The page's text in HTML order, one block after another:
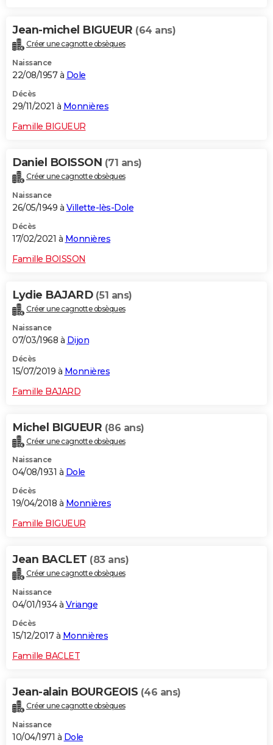
Carte de Noël
Carte Bonne année
Carte Saint-Valentin
Carte Pâques
Carte d'anniversaire
DICTIONNAIRE
Dictionnaire
Biographies
Citations
Expressions
Proverbes
PROGRAMME TV
S'inscrire
Se connecter
Lycées
Collèges
Primaires
Universités
Entreprises
Service militaire
Avis de recherche
AVIS DE DÉCÈS
FORUM
Bricolage
Culture
Television
Voyage
Jean-michel BIGUEUR (64 ans)
Créer une cagnotte obsèques
Naissance
22/08/1957 à Dole
Décès
29/11/2021 à Monnières
Famille BIGUEUR
Daniel BOISSON (71 ans)
Créer une cagnotte obsèques
Naissance
26/05/1949 à Villette-lès-Dole
Décès
17/02/2021 à Monnières
Famille BOISSON
Lydie BAJARD (51 ans)
Créer une cagnotte obsèques
Naissance
07/03/1968 à Dijon
Décès
15/07/2019 à Monnières
Famille BAJARD
Michel BIGUEUR (86 ans)
Créer une cagnotte obsèques
Naissance
04/08/1931 à Dole
Décès
19/04/2018 à Monnières
Famille BIGUEUR
Jean BACLET (83 ans)
Créer une cagnotte obsèques
Naissance
04/01/1934 à Vriange
Décès
15/12/2017 à Monnières
Famille BACLET
Jean-alain BOURGEOIS (46 ans)
Créer une cagnotte obsèques
Naissance
10/04/1971 à Dole